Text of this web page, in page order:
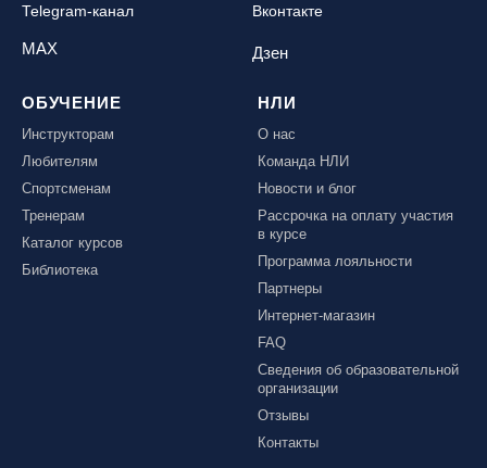
Санкт-Петербург, Скейт-парк под мостом Бетанкура
Сочи, ГК «Красная Поляна»
Сочи, ГТЦ «Газпром»
Узбекистан, ГКЛЦ «Amirsoy»
Чусовой, ГК «Такман»
Южно-Сахалинск, СТК «Горный воздух»
Telegram-канал Вконтакте
MAX Дзен
ОБУЧЕНИЕ
Инструкторам
Любителям
Спортсменам
Тренерам
Каталог курсов
Библиотека
НЛИ
О нас
Команда НЛИ
Новости и блог
Рассрочка на оплату участия
в курсе
Программа лояльности
Партнеры
Интернет-магазин
FAQ
Сведения об образовательной
организации
Отзывы
Контакты